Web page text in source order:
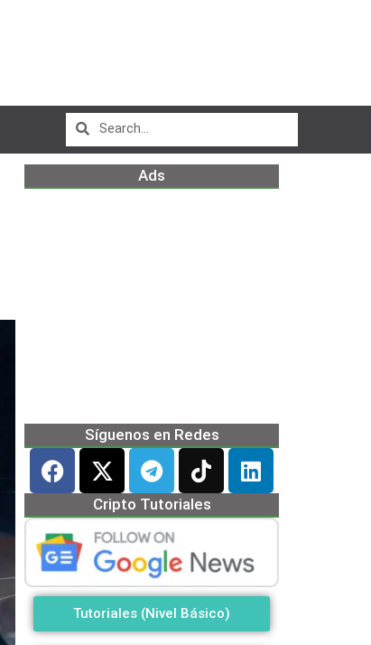
Ads
Síguenos en Redes
Cripto Tutoriales
Tutoriales (Nivel Básico)